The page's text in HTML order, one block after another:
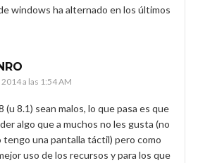
windows ha alternado en los últimos
a las 1:54 AM
8.1) sean malos, lo que pasa es que
algo que a muchos no les gusta (no
tengo una pantalla táctil) pero como
uso de los recursos y para los que